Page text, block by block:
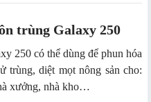
trùng Galaxy 250
250 có thể dùng để phun hóa
trùng, diệt mọt nông sản cho:
xưởng, nhà kho…